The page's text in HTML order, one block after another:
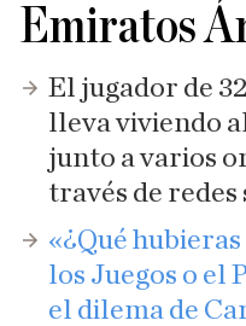
Emiratos
El jugador de
lleva viviendo
junto a varios
través de redes
«¿Qué
los Juegos o el
el dilema de